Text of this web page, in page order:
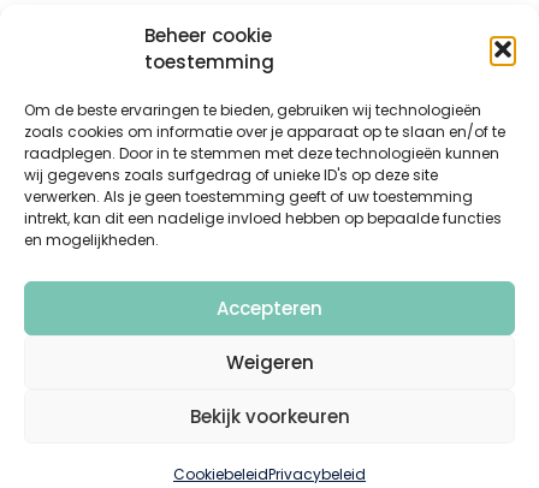
Beheer cookie
toestemming
Om de beste ervaringen te bieden, gebruiken wij technologieën
zoals cookies om informatie over je apparaat op te slaan en/of te
raadplegen. Door in te stemmen met deze technologieën kunnen
wij gegevens zoals surfgedrag of unieke ID's op deze site
verwerken. Als je geen toestemming geeft of uw toestemming
intrekt, kan dit een nadelige invloed hebben op bepaalde functies
en mogelijkheden.
Accepteren
Weigeren
Bekijk voorkeuren
CookiebeleidPrivacybeleid
Kortrijksesteenweg 14 B
9830 Sint-Martens-Latem
+32 (0)9 280 95 25
yourfuture@vma.be
© 2026 VMA Jobs | Powered byDigital Framework